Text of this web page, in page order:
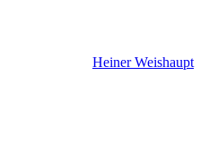
Heiner Weishaupt